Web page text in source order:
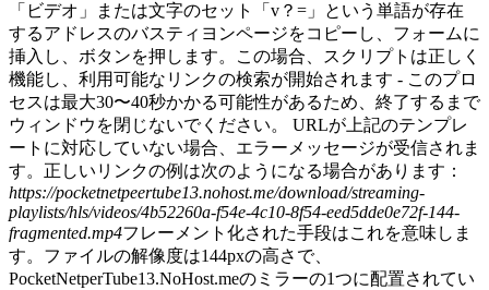
「ビデオ」または文字のセット「v？=」という単語が存在
するアドレスのバスティヨンページをコピーし、フォームに
挿入し、ボタンを押します。この場合、スクリプトは正しく
機能し、利用可能なリンクの検索が開始されます - このプロ
セスは最大30〜40秒かかる可能性があるため、終了するまで
ウィンドウを閉じないでください。 URLが上記のテンプレ
ートに対応していない場合、エラーメッセージが受信されま
す。正しいリンクの例は次のようになる場合があります：
https://pocketnetpeertube13.nohost.me/download/streaming-
playlists/hls/videos/4b52260a-f54e-4c10-8f54-eed5dde0e72f-144-
fragmented.mp4フレーメント化された手段はこれを意味しま
す。ファイルの解像度は144pxの高さで、
PocketNetperTube13.NoHost.meのミラーの1つに配置されてい